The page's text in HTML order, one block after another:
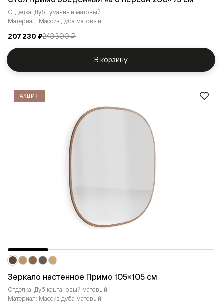
Отделка: Дуб туманный матовый
Материал: Массив дуба матовый
207 230 ₽243 800 ₽
В корзину
АКЦИЯ
Зеркало настенное Примо 105×105 см
Отделка: Дуб каштановый матовый
Материал: Массив дуба матовый